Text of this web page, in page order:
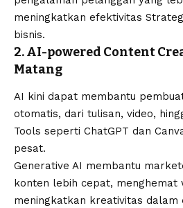
meningkatkan efektivitas
bisnis.
2. AI-powered Content
Matang
AI kini dapat membantu
otomatis, dari tulisan, video,
Tools seperti ChatGPT dan
pesat.
Generative AI membantu
konten lebih cepat, menghemat
meningkatkan kreativitas dalam